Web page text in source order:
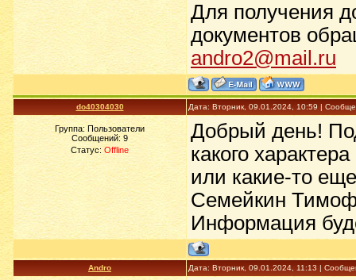
Для получения
документов
andro2@mail.ru
do40304030 Дата: Вторник, 09.01.2024, 10:59 |
Группа: Пользователи
Сообщений:9
Статус:Offline
Добрый день!
какого
или какие-то
Семейкин
Информация
Andro Дата: Вторник, 09.01.2024, 11:13 |